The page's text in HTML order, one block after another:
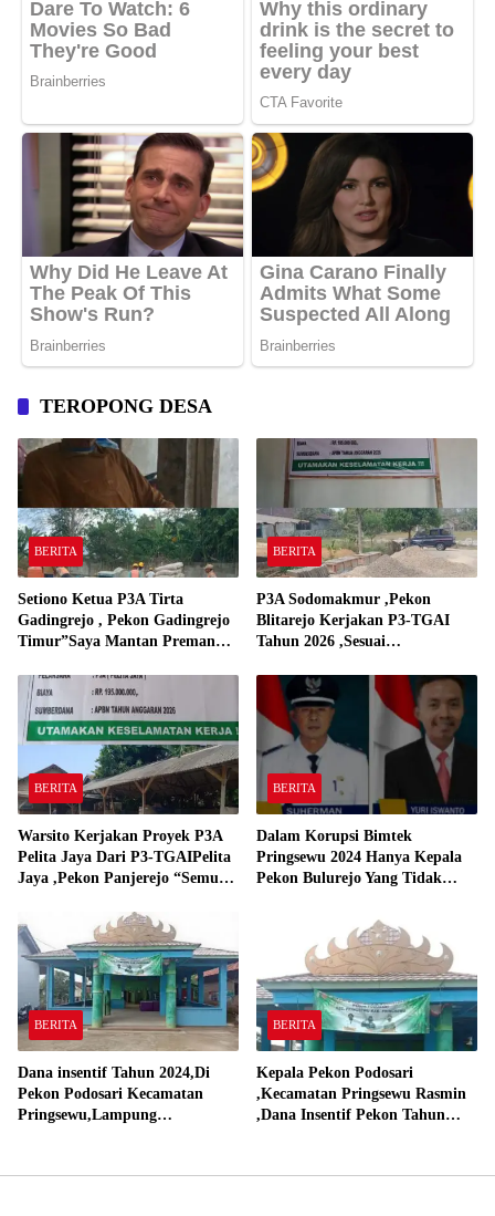
TEROPONG DESA
BERITA
Setiono Ketua P3A Tirta
Gadingrejo , Pekon Gadingrejo
Timur”Saya Mantan Preman
Gadingrejo Tahun 2000″
BERITA
P3A Sodomakmur ,Pekon
Blitarejo Kerjakan P3-TGAI
Tahun 2026 ,Sesuai
BERITA
Warsito Kerjakan Proyek P3A
Pelita Jaya Dari P3-TGAIPelita
Jaya ,Pekon Panjerejo “Semua
BERITA
Dalam Korupsi Bimtek
Pringsewu 2024 Hanya Kepala
Pekon Bulurejo Yang Tidak
BERITA
Dana insentif Tahun 2024,Di
Pekon Podosari Kecamatan
Pringsewu,Lampung
BERITA
Kepala Pekon Podosari
,Kecamatan Pringsewu Rasmin
,Dana Insentif Pekon Tahun